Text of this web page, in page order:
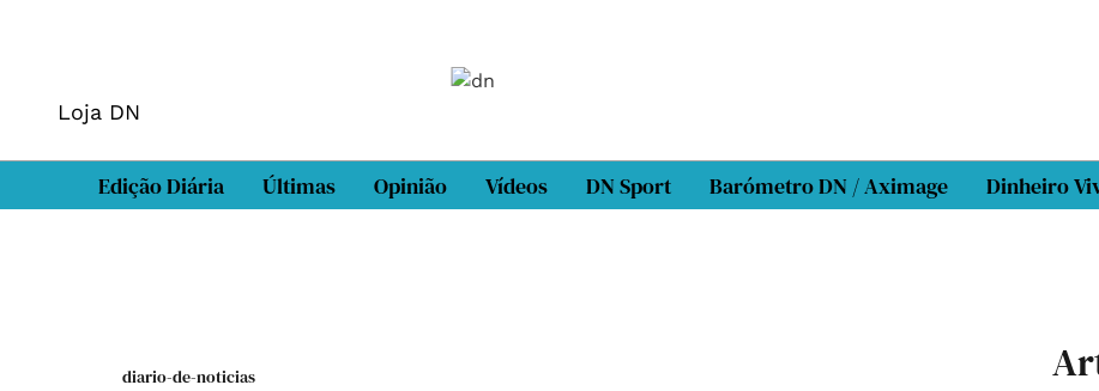
Loja DN
Edição Diária Últimas Opinião Vídeos DN Sport Barómetro DN / Aximage Dinheiro
diario-de-noticias